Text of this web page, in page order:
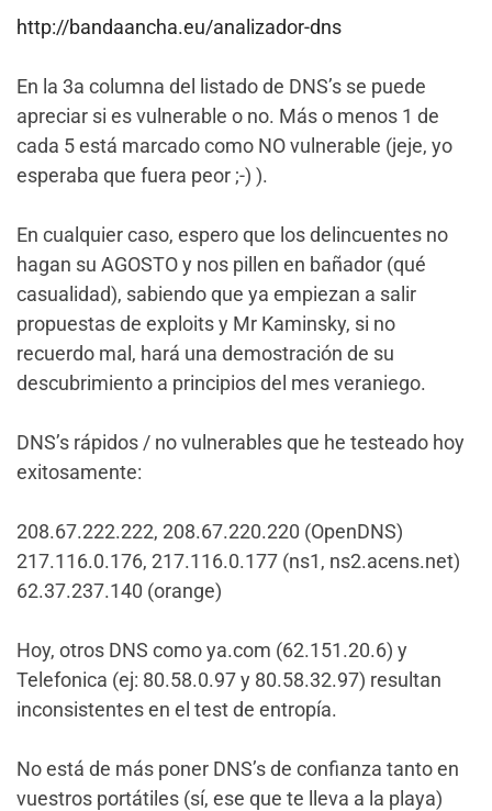
http://bandaancha.eu/analizador-dns
En la 3a columna del listado de DNS’s se puede
apreciar si es vulnerable o no. Más o menos 1 de
cada 5 está marcado como NO vulnerable (jeje, yo
esperaba que fuera peor ;-) ).
En cualquier caso, espero que los delincuentes no
hagan su AGOSTO y nos pillen en bañador (qué
casualidad), sabiendo que ya empiezan a salir
propuestas de exploits y Mr Kaminsky, si no
recuerdo mal, hará una demostración de su
descubrimiento a principios del mes veraniego.
DNS’s rápidos / no vulnerables que he testeado hoy
exitosamente:
208.67.222.222, 208.67.220.220 (OpenDNS)
217.116.0.176, 217.116.0.177 (ns1, ns2.acens.net)
62.37.237.140 (orange)
Hoy, otros DNS como ya.com (62.151.20.6) y
Telefonica (ej: 80.58.0.97 y 80.58.32.97) resultan
inconsistentes en el test de entropía.
No está de más poner DNS’s de confianza tanto en
vuestros portátiles (sí, ese que te lleva a la playa)